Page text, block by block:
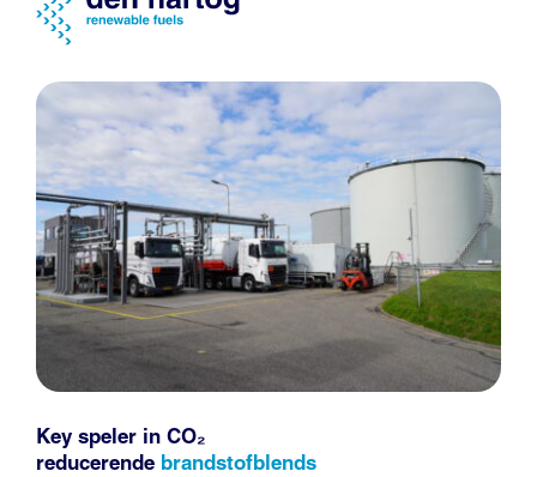
Key speler in CO₂
reducerende brandstofblends